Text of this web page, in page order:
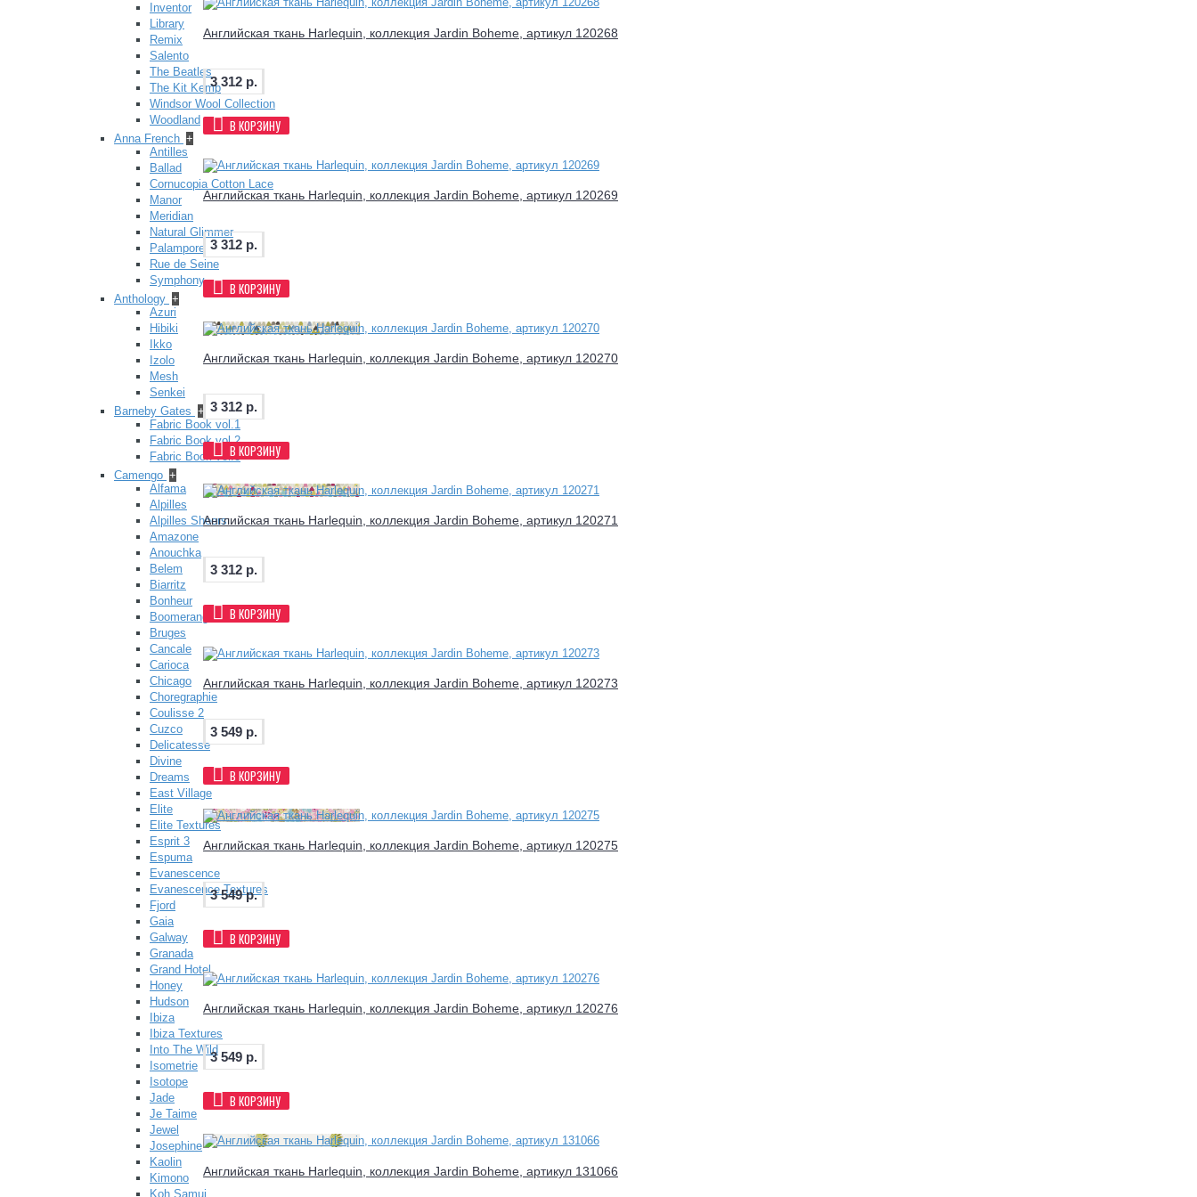
Inventor
Library
Remix
Salento
The Beatles
The Kit Kemp
Windsor Wool Collection
Woodland
Anna French +
Antilles
Ballad
Cornucopia Cotton Lace
Manor
Meridian
Natural Glimmer
Palampore
Rue de Seine
Symphony
Anthology +
Azuri
Hibiki
Ikko
Izolo
Mesh
Senkei
Barneby Gates +
Fabric Book vol.1
Fabric Book vol.2
Fabric Book vol.3
Camengo +
Alfama
Alpilles
Alpilles Sheers
Amazone
Anouchka
Belem
Biarritz
Bonheur
Boomerang
Bruges
Cancale
Carioca
Chicago
Choregraphie
Coulisse 2
Cuzco
Delicatesse
Divine
Dreams
East Village
Elite
Elite Textures
Esprit 3
Espuma
Evanescence
Evanescence Textures
Fjord
Gaia
Galway
Granada
Grand Hotel
Honey
Hudson
Ibiza
Ibiza Textures
Into The Wild
Isometrie
Isotope
Jade
Je Taime
Jewel
Josephine
Kaolin
Kimono
Koh Samui
Английская ткань Harlequin, коллекция Jardin Boheme, артикул 120268
3 312 р.
В КОРЗИНУ
Английская ткань Harlequin, коллекция Jardin Boheme, артикул 120269
3 312 р.
В КОРЗИНУ
Английская ткань Harlequin, коллекция Jardin Boheme, артикул 120270
3 312 р.
В КОРЗИНУ
Английская ткань Harlequin, коллекция Jardin Boheme, артикул 120271
3 312 р.
В КОРЗИНУ
Английская ткань Harlequin, коллекция Jardin Boheme, артикул 120273
3 549 р.
В КОРЗИНУ
Английская ткань Harlequin, коллекция Jardin Boheme, артикул 120275
3 549 р.
В КОРЗИНУ
Английская ткань Harlequin, коллекция Jardin Boheme, артикул 120276
3 549 р.
В КОРЗИНУ
Английская ткань Harlequin, коллекция Jardin Boheme, артикул 131066